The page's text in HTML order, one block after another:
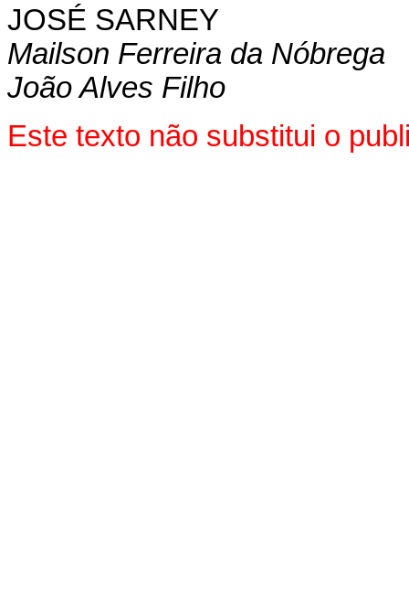
JOSÉ SARNEY
Mailson Ferreira da Nóbrega
João Alves Filho
Este texto não substitui o